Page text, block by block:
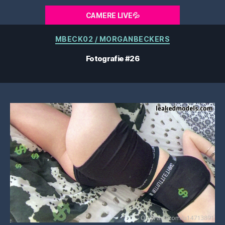
CAMERE LIVE💦
Categorii
MBECK02 / MORGANBECKERS
Fotografie #26